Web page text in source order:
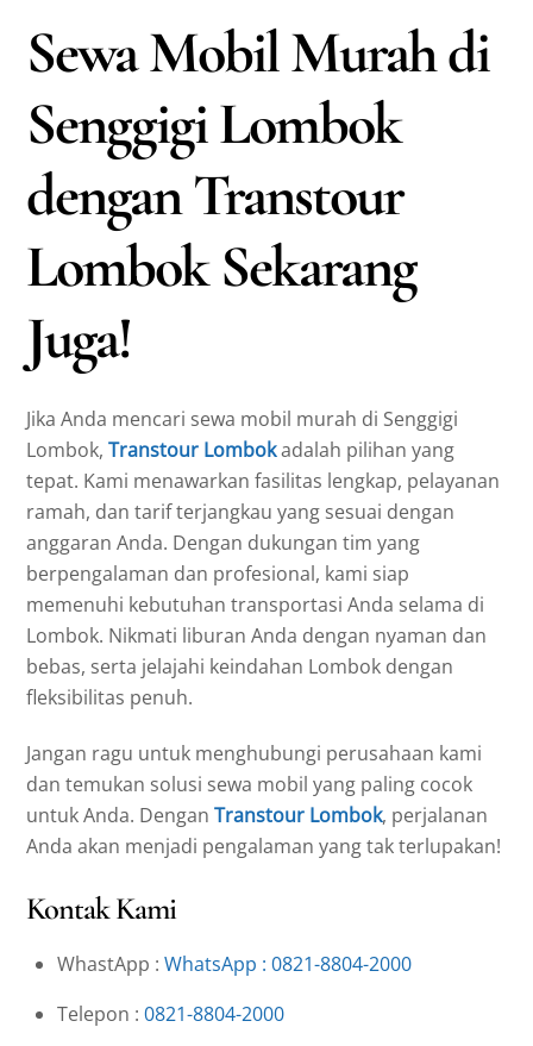
Sewa Mobil Murah di
Senggigi Lombok
dengan Transtour
Lombok Sekarang
Juga!
Jika Anda mencari sewa mobil murah di Senggigi
Lombok,Transtour Lombokadalah pilihan yang
tepat. Kami menawarkan fasilitas lengkap, pelayanan
ramah, dan tarif terjangkau yang sesuai dengan
anggaran Anda. Dengan dukungan tim yang
berpengalaman dan profesional, kami siap
memenuhi kebutuhan transportasi Anda selama di
Lombok. Nikmati liburan Anda dengan nyaman dan
bebas, serta jelajahi keindahan Lombok dengan
fleksibilitas penuh.
Jangan ragu untuk menghubungi perusahaan kami
dan temukan solusi sewa mobil yang paling cocok
untuk Anda. DenganTranstour Lombok, perjalanan
Anda akan menjadi pengalaman yang tak terlupakan!
Kontak Kami
WhastApp : WhatsApp : 0821-8804-2000
Telepon : 0821-8804-2000